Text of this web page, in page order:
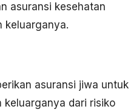
asuransi kesehatan
keluarganya.
asuransi jiwa untuk
keluarganya dari risiko